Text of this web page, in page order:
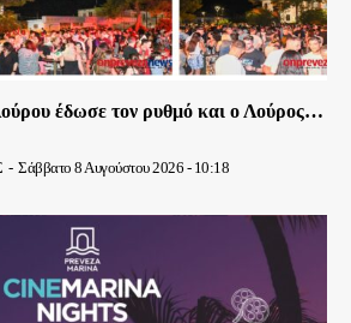
έδωσε τον ρυθμό και ο Λούρος…
- Σάββατο 8 Αυγούστου 2026 - 10:18